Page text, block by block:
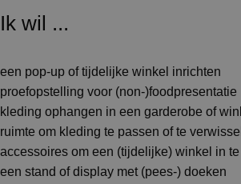
Ik wil ...
een pop-up of tijdelijke winkel inrichten
proefopstelling voor (non-)foodpresentatie
kleding ophangen in een garderobe of
ruimte om kleding te passen of te
accessoires om een (tijdelijke) winkel in
een stand of display met (pees-) doeken